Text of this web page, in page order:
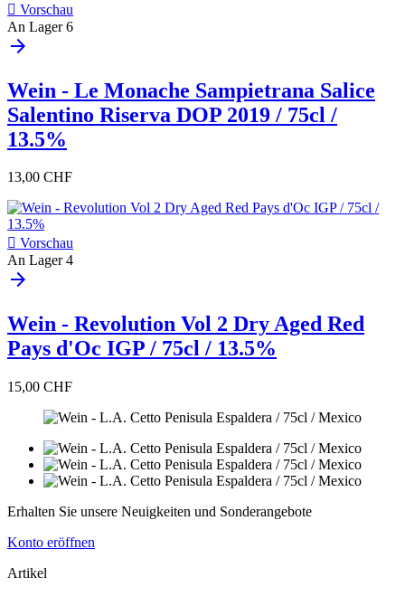
 Vorschau
An Lager 6
arrow_forward
Wein - Le Monache Sampietrana Salice
Salentino Riserva DOP 2019 / 75cl /
13.5%
13,00 CHF
 Vorschau
An Lager 4
arrow_forward
Wein - Revolution Vol 2 Dry Aged Red
Pays d'Oc IGP / 75cl / 13.5%
15,00 CHF
Erhalten Sie unsere Neuigkeiten und Sonderangebote
Konto eröffnen
Artikel